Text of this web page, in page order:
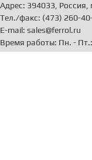
Адрес: 394033,
Тел./факс: (473) 260-
E-mail: sales@ferrol.ru
Время работы: Пн. -